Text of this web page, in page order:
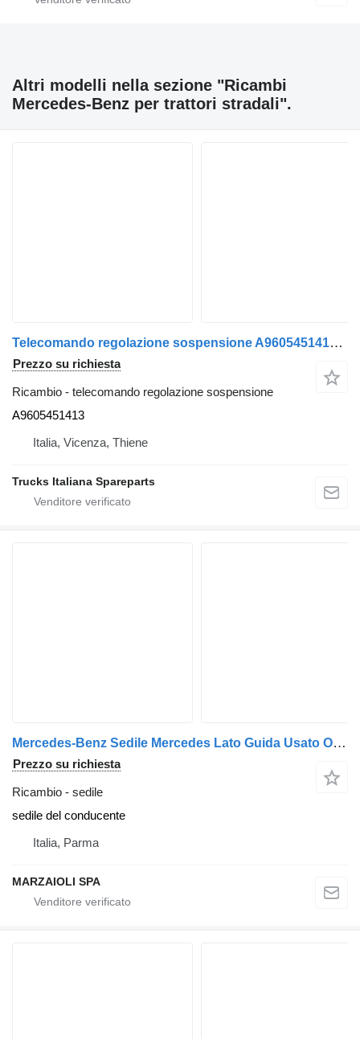
Altri modelli nella sezione "Ricambi
Mercedes-Benz per trattori stradali".
Telecomando regolazione sospensione A9605451413 per trattore stradale Mercedes-Benz Actros euro 5 2008>2013
Prezzo su richiesta
Ricambio - telecomando regolazione sospensione
A9605451413
Italia, Vicenza, Thiene
Trucks Italiana Spareparts
Mercedes-Benz Sedile Mercedes Lato Guida Usato Originale per trattore stradale Mercedes-Benz Actros Mp4
Prezzo su richiesta
Ricambio - sedile
sedile del conducente
Italia, Parma
MARZAIOLI SPA